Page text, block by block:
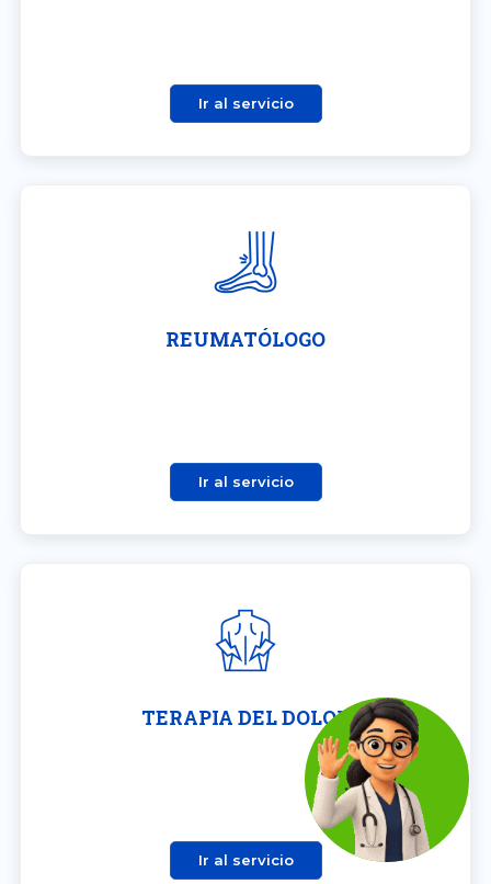
Ir al servicio
REUMATÓLOGO
Ir al servicio
TERAPIA DEL DOLOR
Ir al servicio